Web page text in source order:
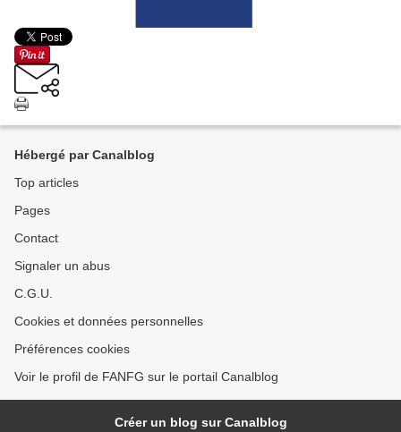
Hébergé par Canalblog
Top articles
Pages
Contact
Signaler un abus
C.G.U.
Cookies et données personnelles
Préférences cookies
Voir le profil de FANFG sur le portail Canalblog
Créer un blog sur Canalblog